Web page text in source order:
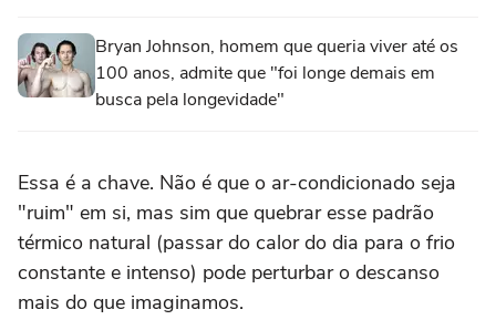
Bryan Johnson, homem que queria viver até os
100 anos, admite que "foi longe demais em
busca pela longevidade"
Essa é a chave. Não é que o ar-condicionado seja
"ruim" em si, mas sim que quebrar esse padrão
térmico natural (passar do calor do dia para o frio
constante e intenso) pode perturbar o descanso
mais do que imaginamos.